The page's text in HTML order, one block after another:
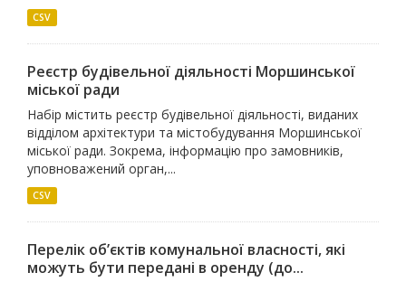
CSV
Реєстр будівельної діяльності Моршинської
міської ради
Набір містить реєстр будівельної діяльності, виданих
відділом архітектури та містобудування Моршинської
міської ради. Зокрема, інформацію про замовників,
уповноважений орган,...
CSV
Перелік об’єктів комунальної власності, які
можуть бути передані в оренду (до...